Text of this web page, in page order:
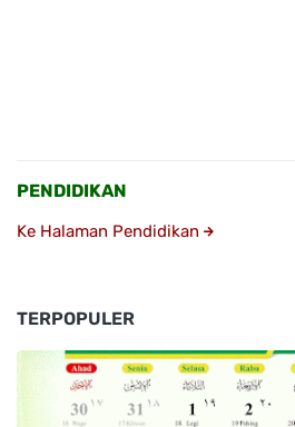
PENDIDIKAN
Ke Halaman Pendidikan
TERPOPULER